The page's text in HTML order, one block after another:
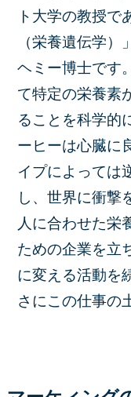
ト大学の教授で
（栄養遺伝学
ヘミー博士です
て特定の栄養素
ることを科学的
ーヒーは心臓に
イプによっては
し、世界に衝撃
人に合わせた栄
ための企業を立
に変える活動を
さにこの仕事の